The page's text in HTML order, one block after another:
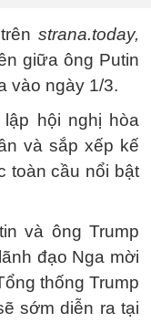
strana.today,
giữa ông Putin
vào ngày 1/3.
lập hội nghị hòa
và sắp xếp kế
toàn cầu nổi bật
và ông Trump
đạo Nga mời
thống Trump
sớm diễn ra tại